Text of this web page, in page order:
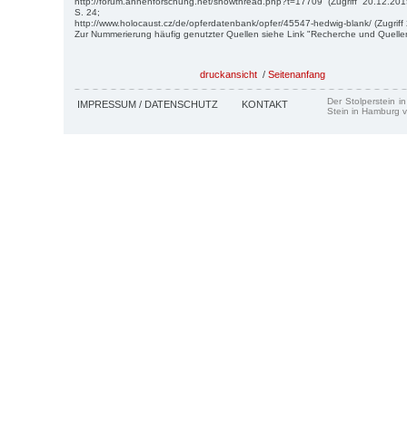
S. 24;
http://www.holocaust.cz/de/opferdatenbank/opfer/45547-hedwig-blank/
Zur Nummerierung häufig genutzter Quellen siehe Link "Recherche und
druckansicht / Seitenanfang
IMPRESSUM / DATENSCHUTZ KONTAKT
Der Stolperstein
Stein in Hamburg